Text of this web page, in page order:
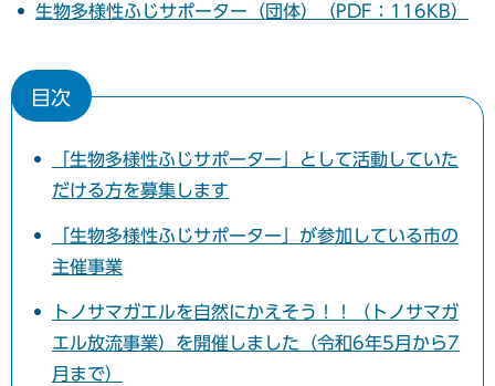
生物多様性ふじサポーター（団体）（PDF：116KB）
目次
「生物多様性ふじサポーター」として活動していた
だける方を募集します
「生物多様性ふじサポーター」が参加している市の
主催事業
トノサマガエルを自然にかえそう！！（トノサマガ
エル放流事業）を開催しました（令和6年5月から7
月まで）